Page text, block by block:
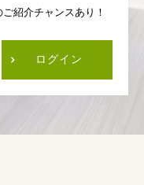
ご紹介チャンスあり！
ログイン